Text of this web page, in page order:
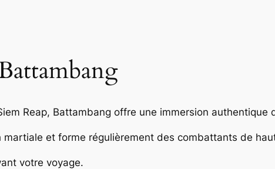
Reap, Battambang offre une immersion authentique
et forme régulièrement des combattants de
votre voyage.